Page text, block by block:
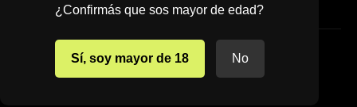
TERMINOS Y CONDICIONES
© 2022 TIENDAVAPER.UY
Todos los derechos reservados.
¿Confirmás que sos mayor de edad?
Sí, soy mayor de 18 No